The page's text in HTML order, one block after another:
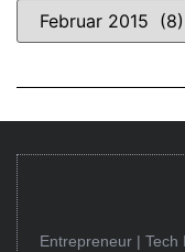
Entrepreneur |